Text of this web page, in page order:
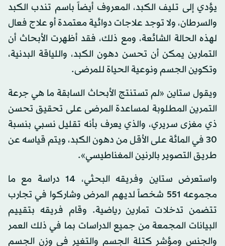
يؤدي إلى تليف الكبد، المعروف أيضاً باسم تندب الكبد
والسرطان، ولا توجد علاجات دوائية معتمدة أو علاج فعال
لهذه الحالة الشائعة، ومع ذلك، فقد أظهرت الأبحاث أن
التمارين يمكن أن تحسن دهون الكبد، واللياقة البدنية،
وتكوين الجسم ونوعية الحياة للمرضى.
ويقول ستاين «لم تستنتج الأبحاث السابقة ما هي جرعة
التمرين المطلوبة لمساعدة المرضى على تحقيق تحسن
ذي مغزى سريري، والذي يعرف بأنه تقليل نسبي بنسبة
30 في المائة على الأقل من دهون الكبد، ويتم قياسه عن
طريق التصوير بالرنين المغناطيسي».
واستعرض ستاين وفريقه البحثي، 14 دراسة مع ما
مجموعه 551 شخصاً لديهم المرض وشاركوا في تجارب
تتضمن تدخلات تمارين رياضية. وقام فريقه بتقييم
البيانات المجمعة من جميع الدراسات بما في ذلك العمر
والجنس ومؤشر كتلة الجسم والتغير في وزن الجسم